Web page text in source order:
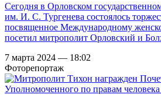
Сегодня в Орловском
им. И. С. Тургенева состоялось
посвященное Международному
посетил митрополит Орловский и
7 марта 2024 — 18:02
Фоторепортаж